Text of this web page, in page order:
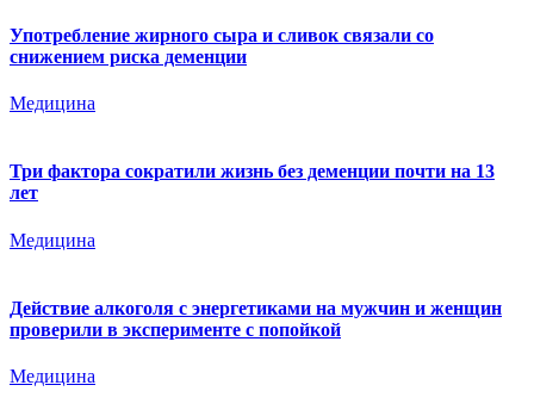
Употребление жирного сыра и сливок связали со
снижением риска деменции
Медицина
Три фактора сократили жизнь без деменции почти на 13
лет
Медицина
Действие алкоголя с энергетиками на мужчин и женщин
проверили в эксперименте с попойкой
Медицина